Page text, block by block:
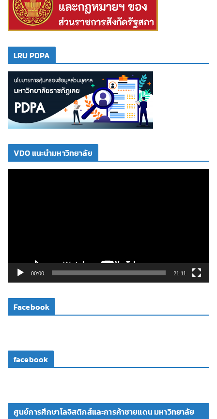
LRU PDPA
VDO แนะนำมหาวิทยาลัย
ดี
โ
00:00 21:11
Facebook
facebook
ศูนย์การศึกษาโลจิสติกส์และการค้าชายแดน มหาวิทยาลัย